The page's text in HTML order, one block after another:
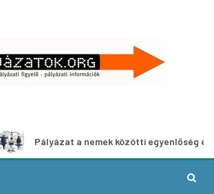
Pályázat a nemek közötti egyenlőség európai